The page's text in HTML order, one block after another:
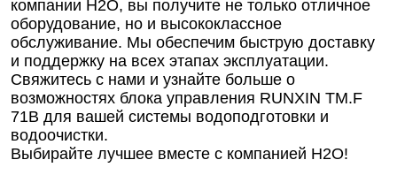
компании Н2О, вы получите не только отличное
оборудование, но и высококлассное
обслуживание. Мы обеспечим быструю доставку
и поддержку на всех этапах эксплуатации.
Свяжитесь с нами и узнайте больше о
возможностях блока управления RUNXIN ТМ.F
71B для вашей системы водоподготовки и
водоочистки.
Выбирайте лучшее вместе с компанией Н2О!